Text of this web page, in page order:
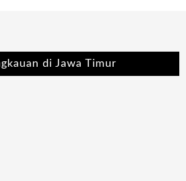
di Jawa Timur